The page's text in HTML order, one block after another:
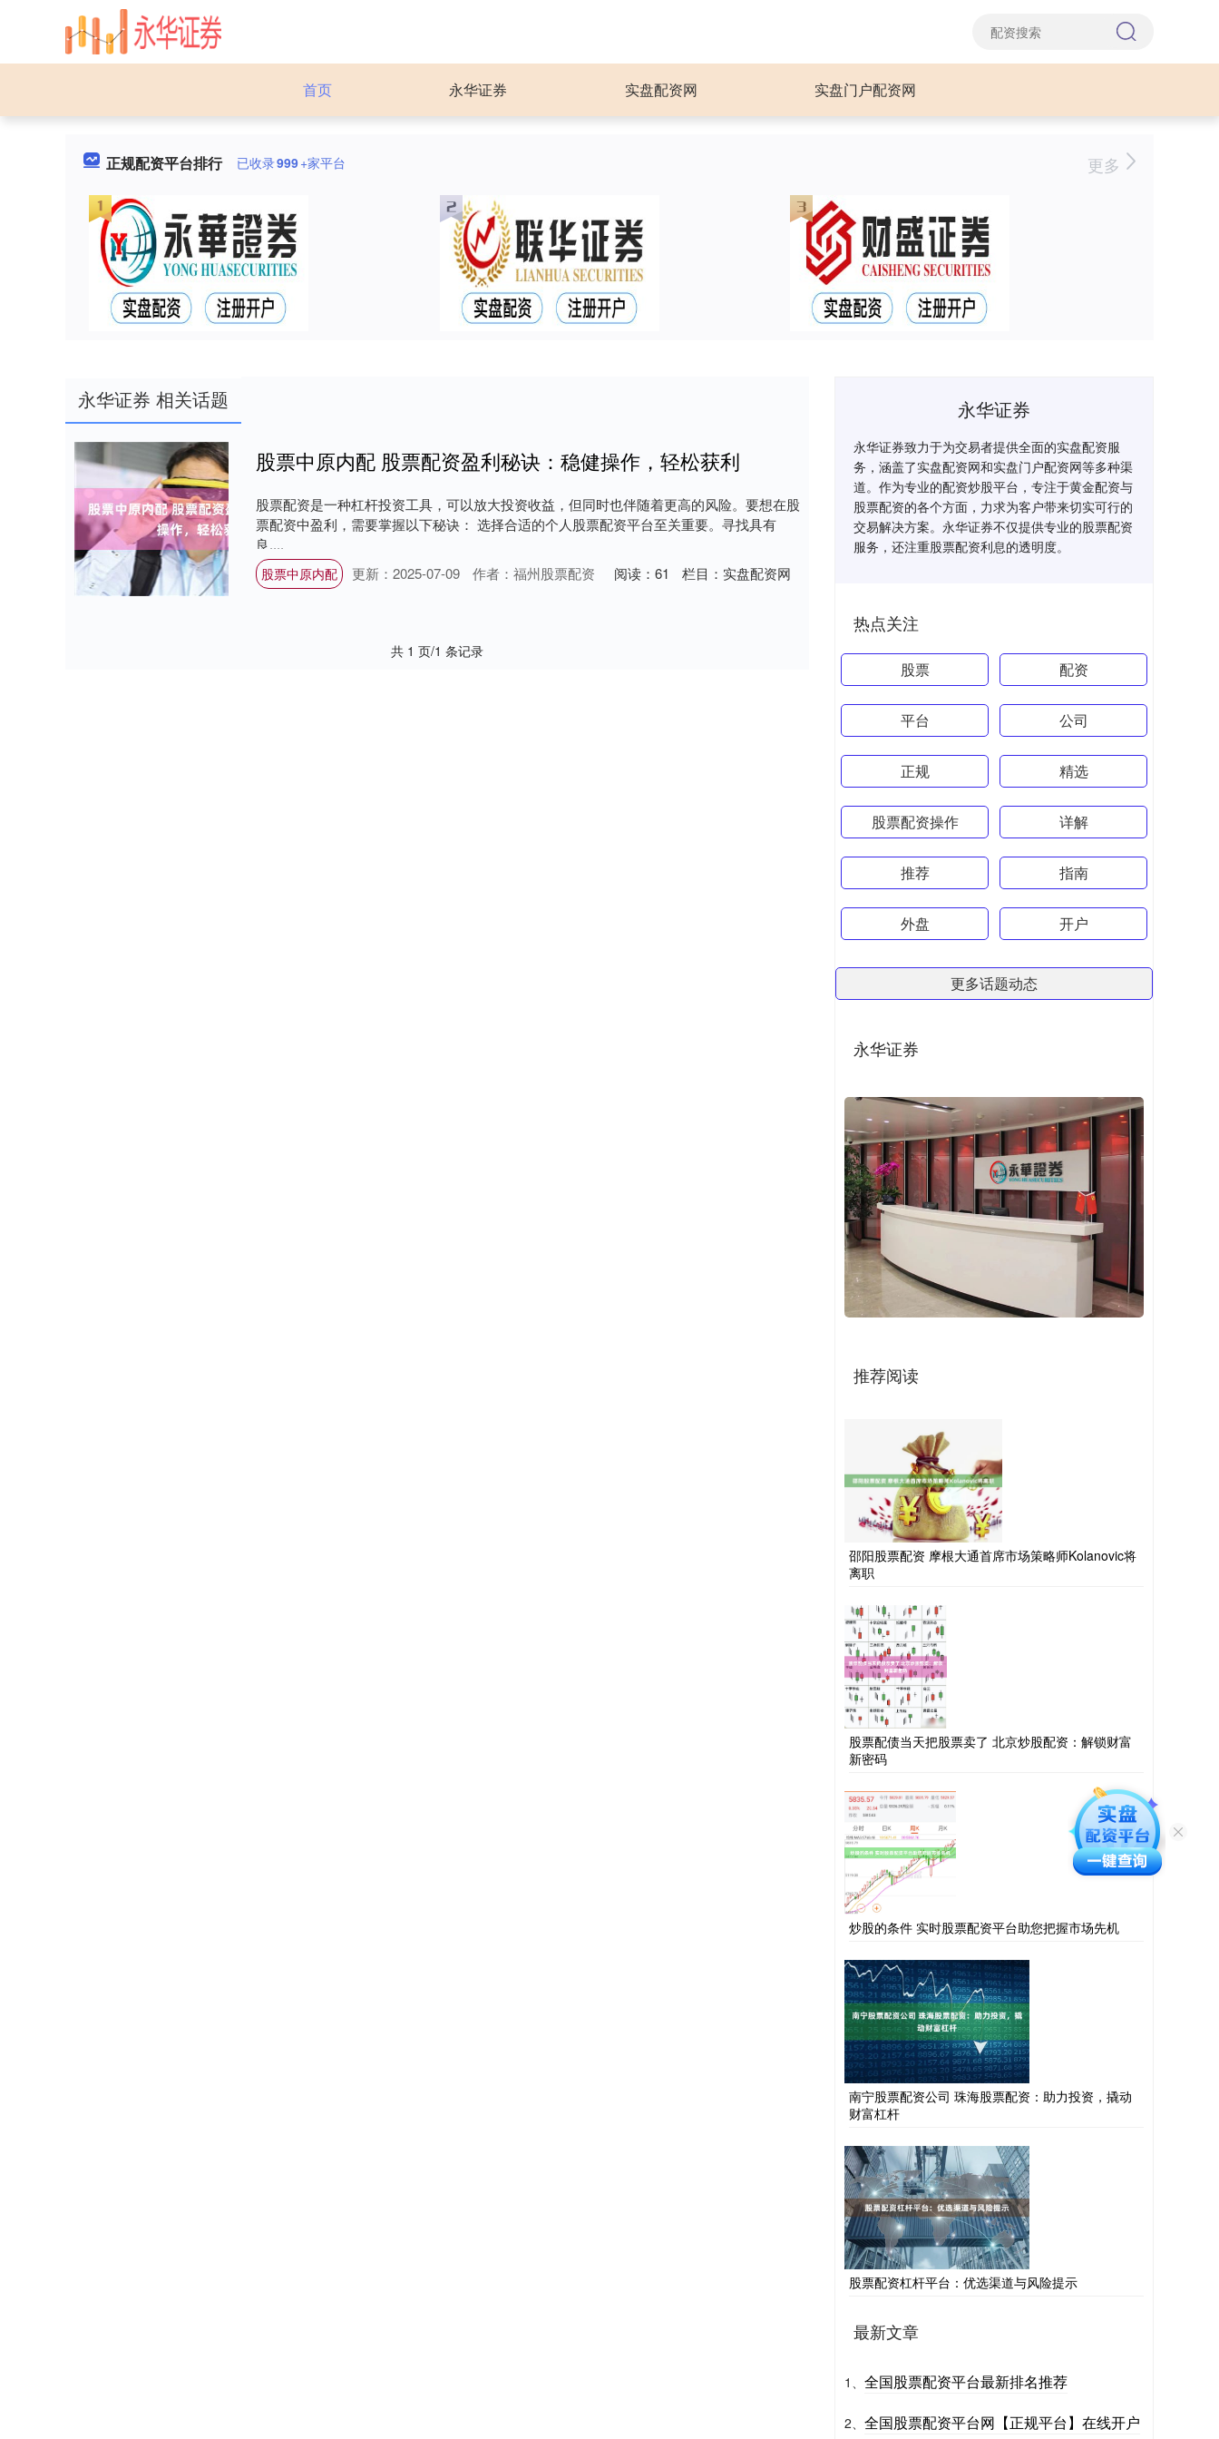
首页 永华证券 实盘配资网 实盘门户配资网
正规配资平台排行 已收录999+家平台 更多
永华证券 相关话题
股票中原内配 股票配资盈利秘诀：稳健操作，轻松获利
股票配资是一种杠杆投资工具，可以放大投资收益，但同时也伴随着更高的风险。要想在股
票配资中盈利，需要掌握以下秘诀： 选择合适的个人股票配资平台至关重要。寻找具有
良....
股票中原内配 更新：2025-07-09 作者：福州股票配资 阅读： 61 栏目： 实盘配资网
共 1 页/1 条记录
永华证券
永华证券致力于为交易者提供全面的实盘配资服
务，涵盖了实盘配资网和实盘门户配资网等多种渠
道。作为专业的配资炒股平台，专注于黄金配资与
股票配资的各个方面，力求为客户带来切实可行的
交易解决方案。永华证券不仅提供专业的股票配资
服务，还注重股票配资利息的透明度。
热点关注
股票 配资
平台 公司
正规 精选
股票配资操作 详解
推荐 指南
外盘 开户
更多话题动态
永华证券
推荐阅读
邵阳股票配资 摩根大通首席市场策略师Kolanovic将
离职
股票配债当天把股票卖了 北京炒股配资：解锁财富
新密码
炒股的条件 实时股票配资平台助您把握市场先机
南宁股票配资公司 珠海股票配资：助力投资，撬动
财富杠杆
股票配资杠杆平台：优选渠道与风险提示
最新文章
1、 全国股票配资平台最新排名推荐
2、 全国股票配资平台网【正规平台】在线开户